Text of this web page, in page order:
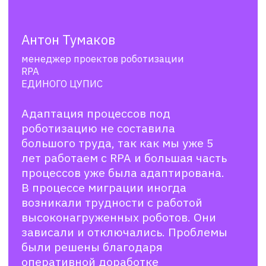
темпы запуска новых роботов
ускорятся, так как в настоящий
момент часть ресурсов направлена на
миграцию. Когда она завершится, и
мы полностью перейдем на Primo RPA,
сможем больше времени уделять
созданию новых роботов.
Антон Тумаков
менеджер проектов роботизации
RPA
ЕДИНОГО ЦУПИС